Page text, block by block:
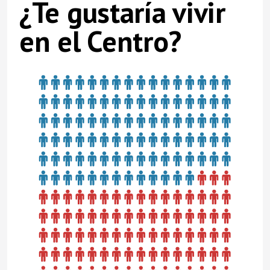
¿Te gustaría vivir
en el Centro?